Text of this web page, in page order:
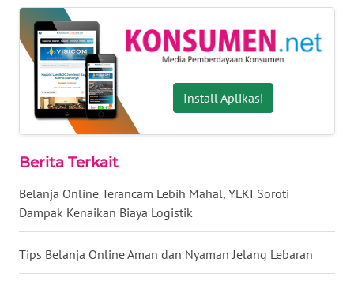
Install Aplikasi
Berita Terkait
Belanja Online Terancam Lebih Mahal, YLKI Soroti
Dampak Kenaikan Biaya Logistik
Tips Belanja Online Aman dan Nyaman Jelang Lebaran
WN
SUMBAR
WN
SUMSEL
BENGKULU
WN